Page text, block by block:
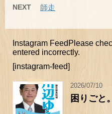
NEXT 師走
Instagram FeedPlease
entered incorrectly.
[instagram-feed]
2026/07/10
困りごと。